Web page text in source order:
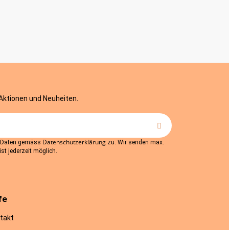
und Neuheiten.
gemäss Datenschutzerklärung zu. Wir senden max.
jederzeit möglich.